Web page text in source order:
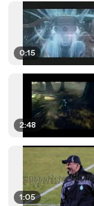
0:15
2:48
1:05